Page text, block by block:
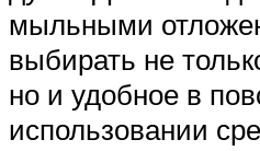
мыльными
выбирать не
но и удобное в
использовании